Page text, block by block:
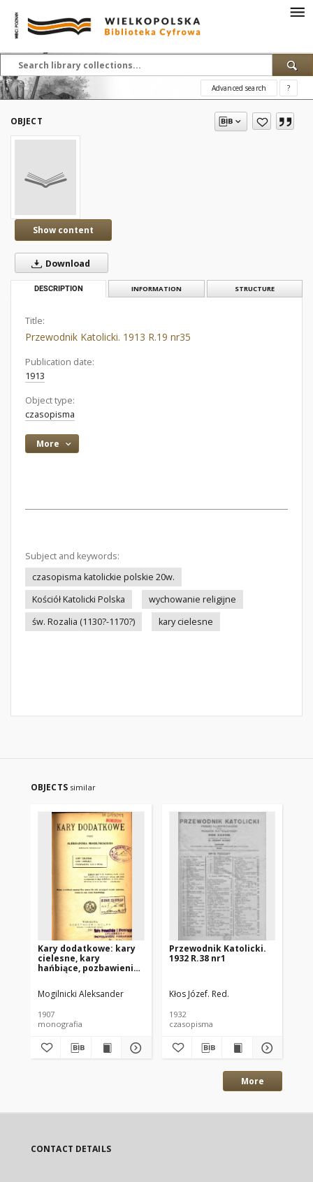
Advanced search ?
OBJECT
Show content
Download
DESCRIPTION INFORMATION STRUCTURE
Title:
Przewodnik Katolicki. 1913 R.19 nr35
Publication date:
1913
Object type:
czasopisma
More
Subject and keywords:
czasopisma katolickie polskie 20w.
Kościół Katolicki Polska
wychowanie religijne
św. Rozalia (1130?-1170?)
kary cielesne
OBJECTS similar
Kary dodatkowe: kary
cielesne, kary
hańbiące, pozbawienie
Mogilnicki Aleksander
1907
monografia
Przewodnik Katolicki.
1932 R.38 nr1
Kłos Józef. Red.
1932
czasopisma
More
CONTACT DETAILS